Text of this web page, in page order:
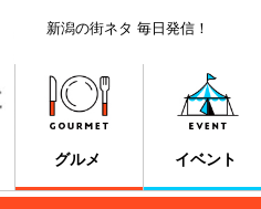
新潟の街ネタ 毎日発信！
グルメ イベント